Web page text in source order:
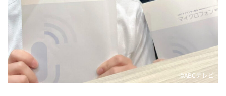
アナ回覧板
©️ABCテレビ